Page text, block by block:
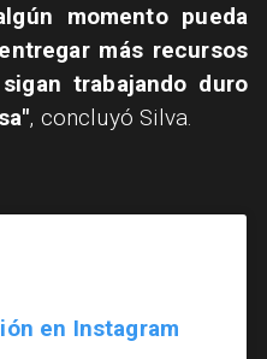
momento pueda
más recursos
trabajando duro
, concluyó Silva.
en Instagram